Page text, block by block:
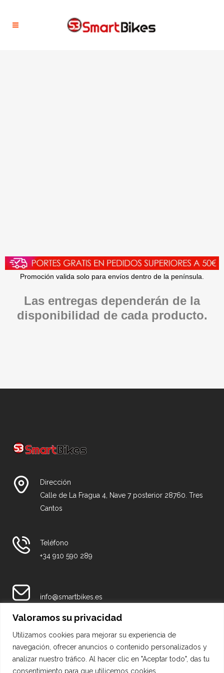
Valoramos su privacidad
Utilizamos cookies para mejorar su experiencia de
navegación, ofrecer anuncios o contenido personalizados y
analizar nuestro tráfico. Al hacer clic en "Aceptar todo", das tu
consentimiento para que utilicemos cookies.
Promoción valida solo para envíos dentro de la península.
Las entregas dependerán de la
disponibilidad de cada producto.
Dirección
Calle de La Fragua 4, Nave 7 posterior 28760. Tres
Cantos
Teléfono
+34 910 590 289
info@smartbikes.es
Nuestras Redes